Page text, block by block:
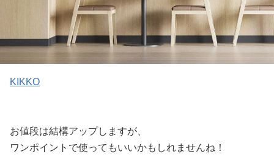
KIKKO
お値段は結構アップしますが、
ワンポイントで使ってもいいかもしれませんね！